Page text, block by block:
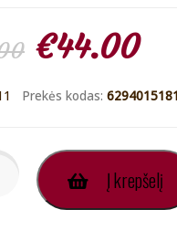
Original
price
was:
€49.00.
€44.00
is:
Prekės kodas:
Į krepšelį